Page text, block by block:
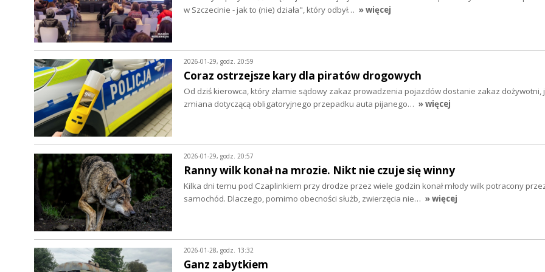
w Szczecinie - jak to (nie) działa", który odbył… » więcej
2026-01-29, godz. 20:59
Coraz ostrzejsze kary dla piratów drogowych
Od dziś kierowca, który złamie sądowy zakaz prowadzenia pojazdów dostanie zakaz dożywotni,
zmiana dotyczącą obligatoryjnego przepadku auta pijanego… » więcej
2026-01-29, godz. 20:57
Ranny wilk konał na mrozie. Nikt nie czuje się winny
Kilka dni temu pod Czaplinkiem przy drodze przez wiele godzin konał młody wilk potracony
samochód. Dlaczego, pomimo obecności służb, zwierzęcia nie… » więcej
2026-01-28, godz. 13:32
Ganz zabytkiem